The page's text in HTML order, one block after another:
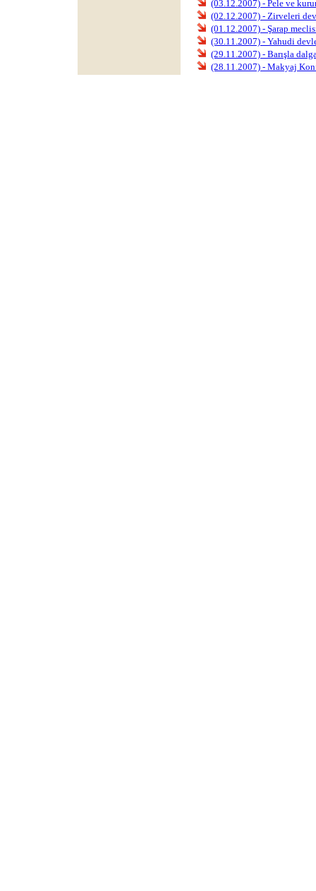
(03.12.2007) - Pele ve
(02.12.2007) - Zirveleri
(01.12.2007) - Şarap
(30.11.2007) - Yahudi
(29.11.2007) - Barışla
(28.11.2007) - Makyaj